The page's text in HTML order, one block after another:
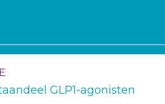
GLP1-agonisten